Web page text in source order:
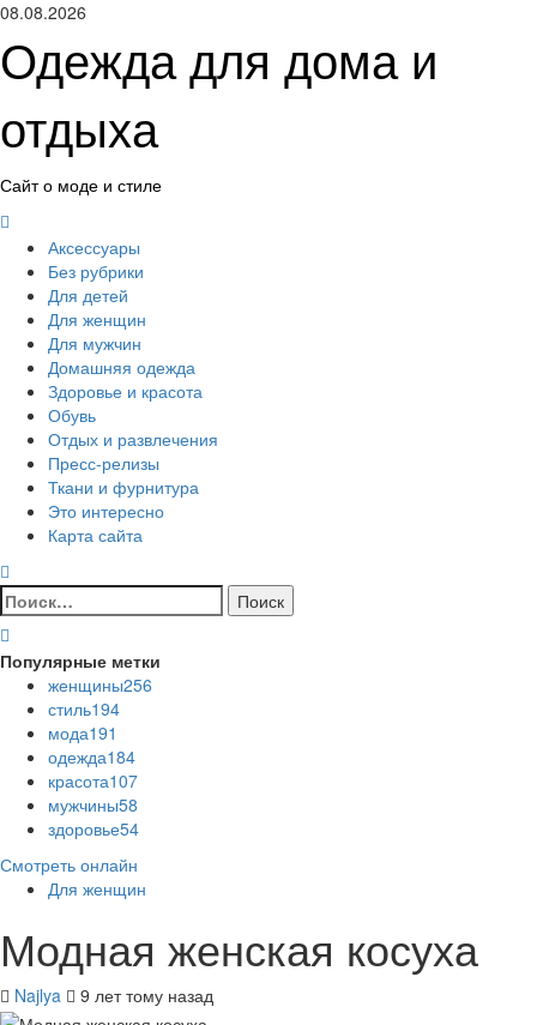
Перейти
содержимому
08.08.2026
Одежда для дома и
отдыха
Сайт о моде и стиле
менюАксессуары
Без рубрики
Для детей
Для женщин
Для мужчин
Домашняя одежда
Здоровье и красота
Обувь
Отдых и развлечения
Пресс-релизы
Ткани и фурнитура
Это интересно
Карта сайта
Найти:
Популярные метки
женщины256
стиль194
мода191
одежда184
красота107
мужчины58
здоровье54
Смотреть онлайн
Для женщин
Модная женская косуха
Najlya 9 лет тому назад